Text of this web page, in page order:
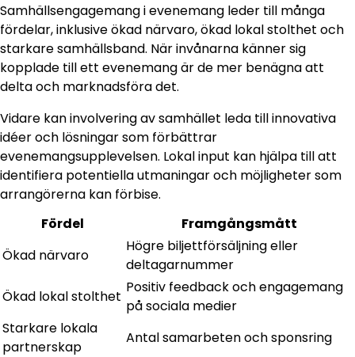
Samhällsengagemang i evenemang leder till många
fördelar, inklusive ökad närvaro, ökad lokal stolthet och
starkare samhällsband. När invånarna känner sig
kopplade till ett evenemang är de mer benägna att
delta och marknadsföra det.
Vidare kan involvering av samhället leda till innovativa
idéer och lösningar som förbättrar
evenemangsupplevelsen. Lokal input kan hjälpa till att
identifiera potentiella utmaningar och möjligheter som
arrangörerna kan förbise.
Fördel
Framgångsmått
Ökad närvaro
Högre biljettförsäljning eller
deltagarnummer
Ökad lokal stolthet
Positiv feedback och engagemang
på sociala medier
Starkare lokala
partnerskap
Antal samarbeten och sponsring